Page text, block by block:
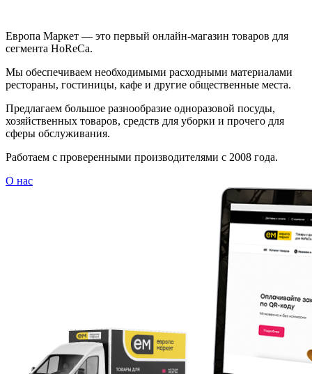
Европа Маркет — это первый онлайн-магазин товаров для
сегмента HoReCa.
Мы обеспечиваем необходимыми расходными материалами
рестораны, гостиницы, кафе и другие общественные места.
Предлагаем большое разнообразие одноразовой посуды,
хозяйственных товаров, средств для уборки и прочего для
сферы обслуживания.
Работаем с проверенными производителями с 2008 года.
О нас